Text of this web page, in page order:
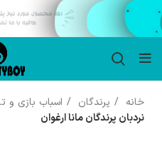
خانه پرندگان اسباب بازی و
نردبان پرندگان مانا ارغوان